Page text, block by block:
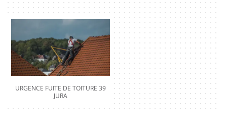
URGENCE FUITE DE TOITURE 39
JURA